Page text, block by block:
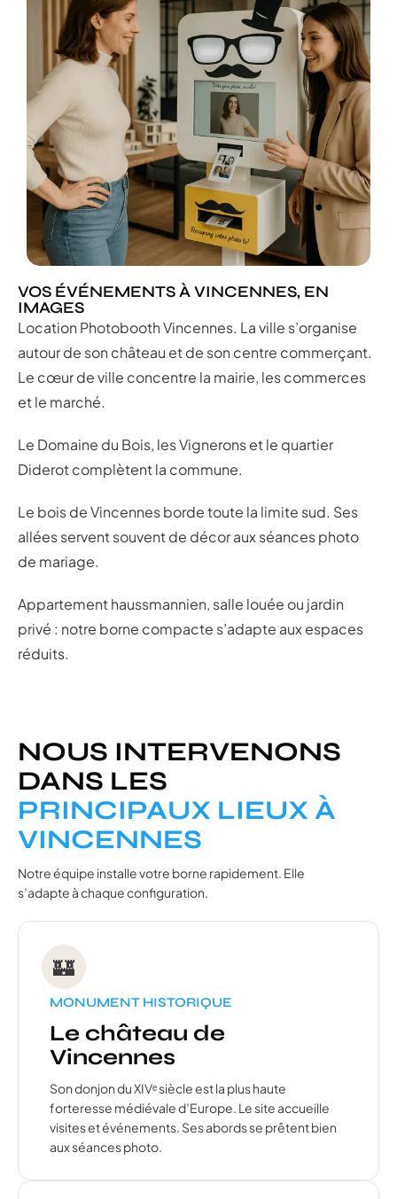
VOS ÉVÉNEMENTS À VINCENNES, EN
IMAGES
Location Photobooth Vincennes. La ville s’organise
autour de son château et de son centre commerçant.
Le cœur de ville concentre la mairie, les commerces
et le marché.
Le Domaine du Bois, les Vignerons et le quartier
Diderot complètent la commune.
Le bois de Vincennes borde toute la limite sud. Ses
allées servent souvent de décor aux séances photo
de mariage.
Appartement haussmannien, salle louée ou jardin
privé : notre borne compacte s’adapte aux espaces
réduits.
NOUS INTERVENONS
DANS LES
PRINCIPAUX LIEUX À
VINCENNES
Notre équipe installe votre borne rapidement. Elle
s’adapte à chaque configuration.
🏰
MONUMENT HISTORIQUE
Le château de
Vincennes
Son donjon du XIVᵉ siècle est la plus haute
forteresse médiévale d’Europe. Le site accueille
visites et événements. Ses abords se prêtent bien
aux séances photo.